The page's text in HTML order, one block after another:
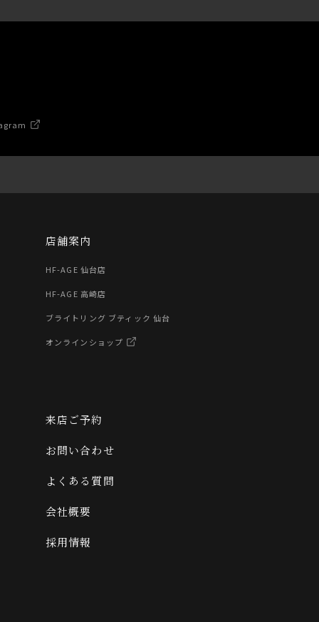
店舗案内
HF-AGE 仙台店
HF-AGE 高崎店
ブライトリング ブティック 仙台
オンラインショップ
来店ご予約
お問い合わせ
よくある質問
会社概要
採用情報